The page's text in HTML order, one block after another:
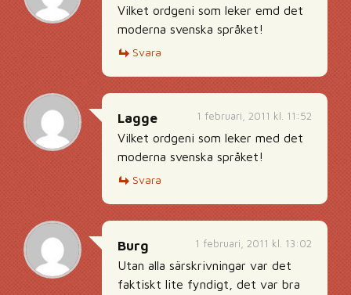
Vilket ordgeni som leker emd det
moderna svenska språket!
Svara
1 februari, 2011 kl. 11:52
Lagge
Vilket ordgeni som leker med det
moderna svenska språket!
Svara
1 februari, 2011 kl. 13:02
Burg
Utan alla särskrivningar var det
faktiskt lite fyndigt, det var bra